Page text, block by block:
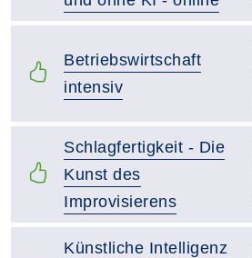
Betriebswirtschaft
intensiv
Schlagfertigkeit - Die
Kunst des
Improvisierens
Künstliche Intelligenz